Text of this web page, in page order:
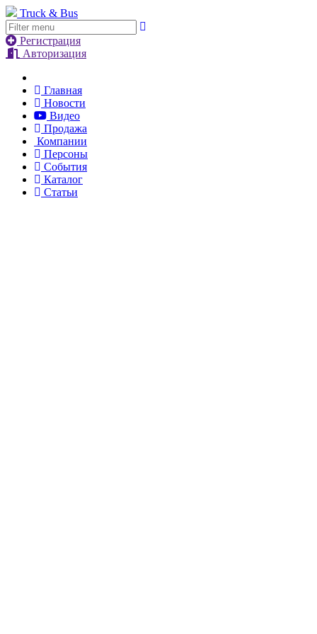
Truck & Bus
Регистрация
Авторизация
Главная
Новости
Видео
Продажа
Компании
Персоны
События
Каталог
Статьи